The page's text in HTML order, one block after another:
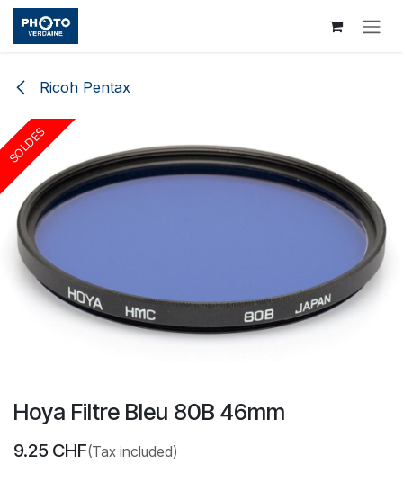
Skip to Content
Ricoh Pentax
SOLDES
Hoya Filtre Bleu 80B 46mm
9.25 CHF(Tax included)